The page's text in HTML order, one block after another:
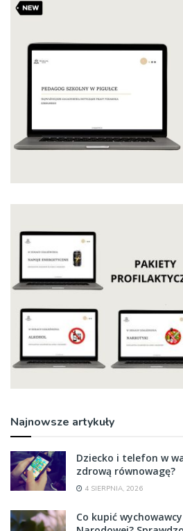
Najnowsze artykuły
Dziecko i telefon w
zdrową równowagę?
4 SIERPNIA, 2026
Co kupić